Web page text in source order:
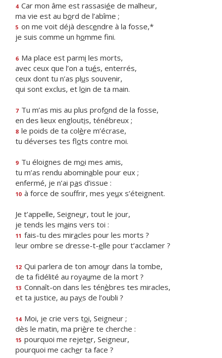
4 Car mon âme est rassasiée de malheur,
ma vie est au bord de l’abîme ;
5 on me voit déjà descendre à la fosse,*
je suis comme un homme fini.
6 Ma place est parmi les morts,
avec ceux que l’on a tués, enterrés,
ceux dont tu n’as plus souvenir,
qui sont exclus, et loin de ta main.
7 Tu m’as mis au plus profond de la fosse,
en des lieux engloutis, ténébreux ;
8 le poids de ta colère m’écrase,
tu déverses tes flots contre moi.
9 Tu éloignes de moi mes amis,
tu m’as rendu abominable pour eux ;
enfermé, je n’ai pas d’issue :
10 à force de souffrir, mes yeux s’éteignent.
Je t’appelle, Seigneur, tout le jour,
je tends les mains vers toi :
11 fais-tu des miracles pour les morts ?
leur ombre se dresse-t-elle pour t’acclamer ?
12 Qui parlera de ton amour dans la tombe,
de ta fidélité au royaume de la mort ?
13 Connaît-on dans les ténèbres tes miracles,
et ta justice, au pays de l’oubli ?
14 Moi, je crie vers toi, Seigneur ;
dès le matin, ma prière te cherche :
15 pourquoi me rejeter, Seigneur,
pourquoi me cacher ta face ?